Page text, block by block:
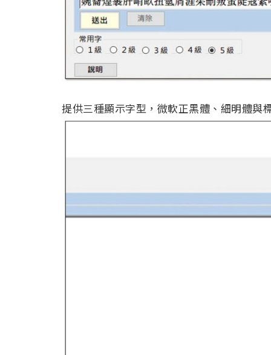
提供三種顯示字型，微軟正黑體、細明體與